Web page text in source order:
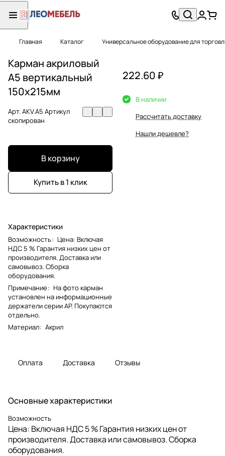
Главная Каталог Универсальное оборудование для
Карман акриловый
А5 вертикальный
150х215мм
Арт.AKV.A5 Артикул
скопирован
В корзину
Купить в 1 клик
Характеристики
Возможность: Цена: Включая
НДС 5 % Гарантия низких цен от
производителя. Доставка или
самовывоз. Сборка
оборудования.
Примечание: На фото карман
установлен на информационные
держатели серии AP. Покупаются
отдельно.
Материал: Акрил
222.60 ₽
В наличии
Рассчитать доставку
Нашли дешевле?
Оплата Доставка Отзывы
Основные характеристики
Возможность
Цена: Включая НДС 5 % Гарантия низких цен от
производителя. Доставка или самовывоз. Сборка
оборудования.